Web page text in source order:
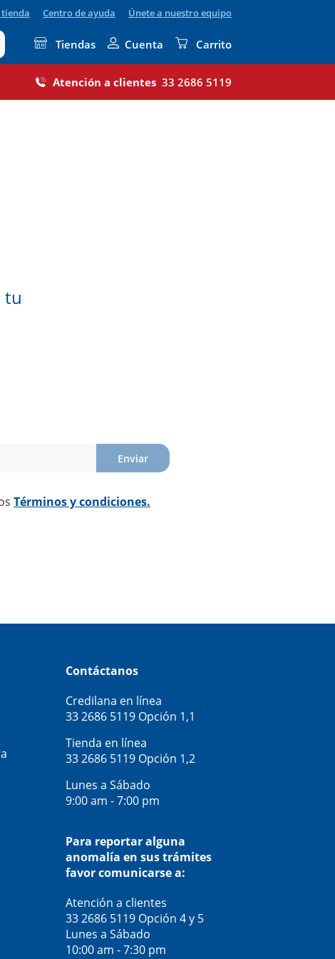
tienda Centro de ayuda Únete a nuestro equipo
Tiendas Cuenta Carrito
Atención a clientes 33 2686 5119
tu
Enviar
Términos y condiciones.
Contáctanos
Credilana en línea
33 2686 5119 Opción 1,1
Tienda en línea
33 2686 5119 Opción 1,2
Lunes a Sábado
9:00 am - 7:00 pm
Para reportar alguna
anomalía en sus trámites
favor comunicarse a:
Atención a clientes
33 2686 5119 Opción 4 y 5
Lunes a Sábado
10:00 am - 7:30 pm